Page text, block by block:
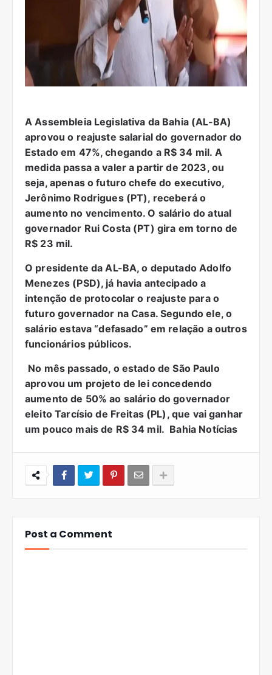
A Assembleia Legislativa da Bahia (AL-BA)
aprovou o reajuste salarial do governador do
Estado em 47%, chegando a R$ 34 mil. A
medida passa a valer a partir de 2023, ou
seja, apenas o futuro chefe do executivo,
Jerônimo Rodrigues (PT), receberá o
aumento no vencimento. O salário do atual
governador Rui Costa (PT) gira em torno de
R$ 23 mil.
O presidente da AL-BA, o deputado Adolfo
Menezes (PSD), já havia antecipado a
intenção de protocolar o reajuste para o
futuro governador na Casa. Segundo ele, o
salário estava “defasado” em relação a outros
funcionários públicos.
No mês passado, o estado de São Paulo
aprovou um projeto de lei concedendo
aumento de 50% ao salário do governador
eleito Tarcísio de Freitas (PL), que vai ganhar
um pouco mais de R$ 34 mil. Bahia Notícias
Post a Comment